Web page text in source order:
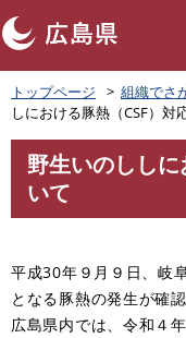
ペ
ー
ジ
の
で
トップページ 組織でさ
しにおける豚熱（CSF）対
野生いのししに
いて
平成30年９月９日、岐
となる豚熱の発生が確
広島県内では、令和４